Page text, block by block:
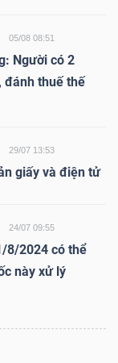
05/08 08:51
Người có 2
đánh thuế thế
29/07 13:53
giấy và điện tử
24/07 09:55
8/2024 có thể
này xử lý